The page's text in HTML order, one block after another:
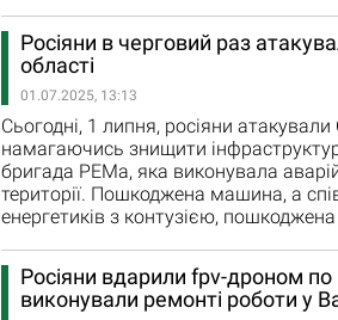
Росіяни в черговий раз
області
01.07.2025, 13:13
Сьогодні, 1 липня, росіяни
намагаючись знищити
бригада РЕМа, яка виконувала
території. Пошкоджена машина, а
енергетиків з контузією,
Росіяни вдарили fpv-дроном по
виконували ремонті роботи у